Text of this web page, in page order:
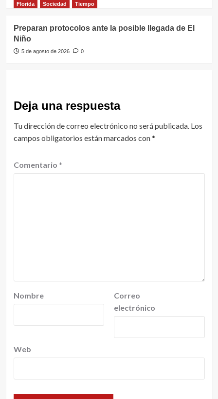
Florida
Sociedad Tiempo
Preparan protocolos ante la posible llegada de El
Niño
5 de agosto de 2026 0
Deja una respuesta
Tu dirección de correo electrónico no será publicada. Los
campos obligatorios están marcados con*
Comentario *
Nombre
Correo
electrónico
Web